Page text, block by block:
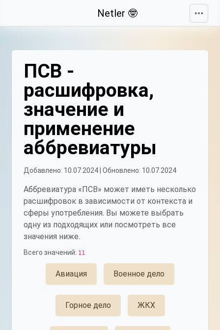
Netler 🤓
ПСВ -
расшифровка,
значение и
применение
аббревиатуры
Добавлено: 10.07.2024 | Обновлено: 10.07.2024
Аббревиатура «ПСВ» может иметь несколько
расшифровок в зависимости от контекста и
сферы употребления. Вы можете выбрать
одну из подходящих или посмотреть все
значения ниже.
Всего значений: 11
Авиация Военное дело
Горное дело ЖКХ